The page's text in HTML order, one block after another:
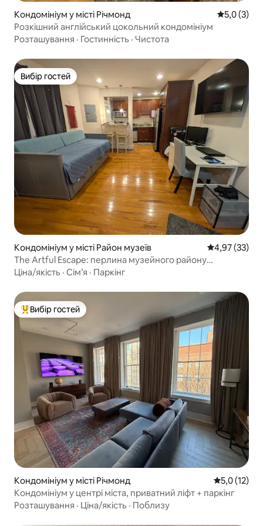
Кондомініум у місті Річмонд Середня
5,0 (3)
Розкішний англійський цокольний кондомініум
Розташування · Гостинність · Чистота
Вибір гостей
Вибір гостей
Кондомініум у місті Район музеїв Середня
4,97 (33)
The Artful Escape: перлина музейного району
1 спальня/1 ванна кімната
Ціна/якість · Сім’я · Паркінг
Топ вибір гостей
Вибір гостей
Кондомініум у місті Річмонд Середня
5,0 (12)
Кондомініум у центрі міста, приватний ліфт + паркінг
Розташування · Ціна/якість · Поблизу